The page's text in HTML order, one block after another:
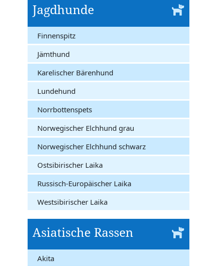
Jagdhunde
Finnenspitz
Jämthund
Karelischer Bärenhund
Lundehund
Norrbottenspets
Norwegischer Elchhund grau
Norwegischer Elchhund schwarz
Ostsibirischer Laika
Russisch-Europäischer Laika
Westsibirischer Laika
Asiatische Rassen
Akita